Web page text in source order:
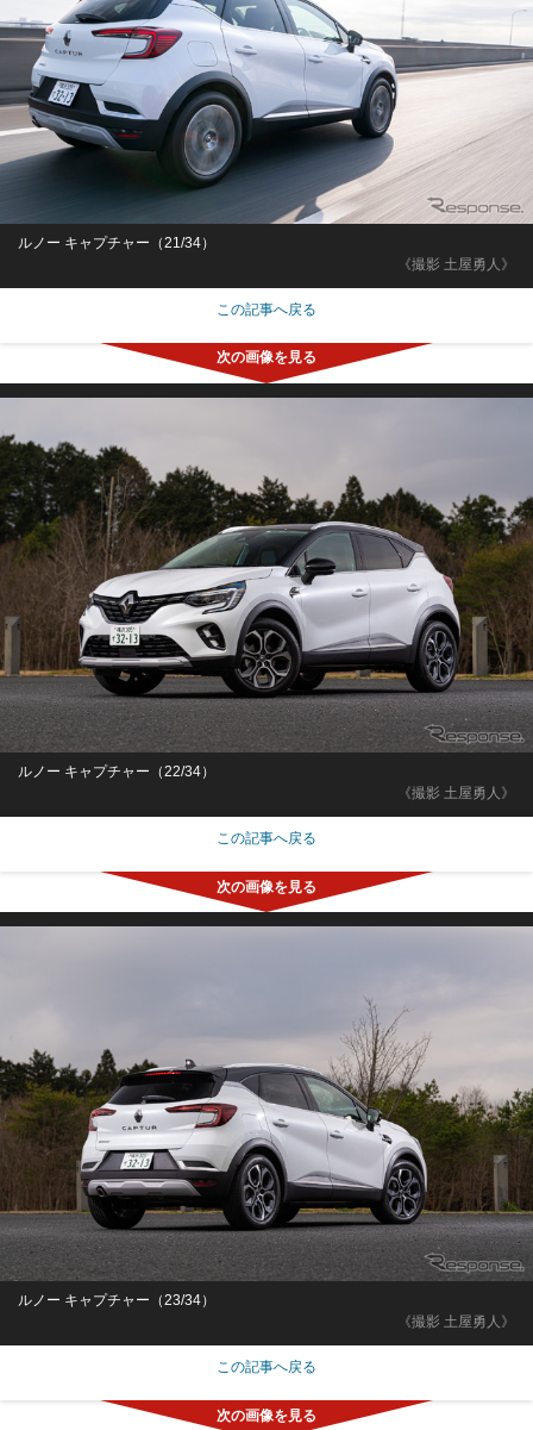
《撮影 土屋勇人》
ルノー キャプチャー（21/34）
この記事へ戻る
《撮影 土屋勇人》
ルノー キャプチャー（22/34）
この記事へ戻る
《撮影 土屋勇人》
ルノー キャプチャー（23/34）
この記事へ戻る